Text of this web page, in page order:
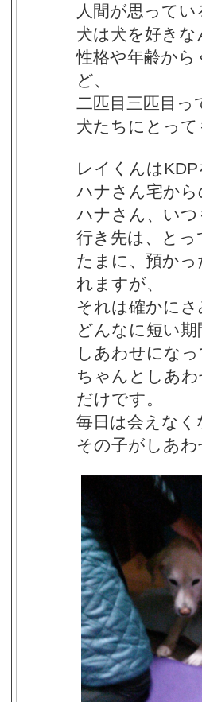
人間が思ってい
犬は犬を好きな
性格や年齢か
ど、
二匹目三匹目
犬たちにとっ
レイくんは
ハナさん宅か
ハナさん、い
行き先は、と
たまに、預か
れますが、
それは確かにさ
どんなに短い
しあわせにな
ちゃんとしあ
だけです。
毎日は会えな
その子がしあ